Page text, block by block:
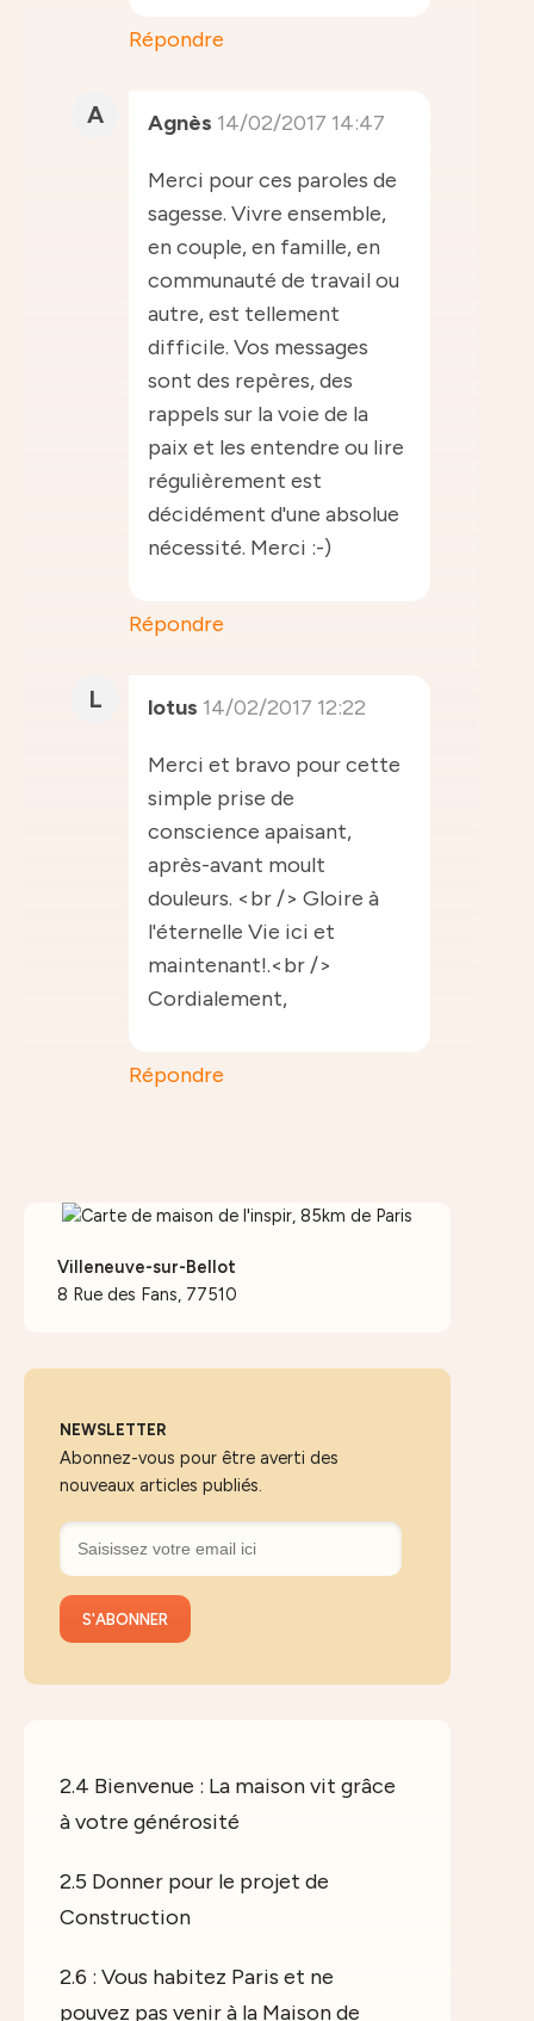
Répondre
A Agnès 14/02/2017 14:47
Merci pour ces paroles de
sagesse. Vivre ensemble,
en couple, en famille, en
communauté de travail ou
autre, est tellement
difficile. Vos messages
sont des repères, des
rappels sur la voie de la
paix et les entendre ou lire
régulièrement est
décidément d'une absolue
nécessité. Merci :-)
Répondre
L lotus 14/02/2017 12:22
Merci et bravo pour cette
simple prise de
conscience apaisant,
après-avant moult
douleurs. <br /> Gloire à
l'éternelle Vie ici et
maintenant!.<br />
Cordialement,
Répondre
Villeneuve-sur-Bellot
8 Rue des Fans, 77510
NEWSLETTER
Abonnez-vous pour être averti des
nouveaux articles publiés.
2.4 Bienvenue : La maison vit grâce
à votre générosité
2.5 Donner pour le projet de
Construction
2.6 : Vous habitez Paris et ne
pouvez pas venir à la Maison de